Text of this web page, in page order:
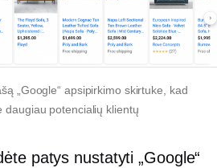
„Google“ apsipirkimo skirtuke, kad
daugiau potencialių klientų
patys nustatyti „Google“